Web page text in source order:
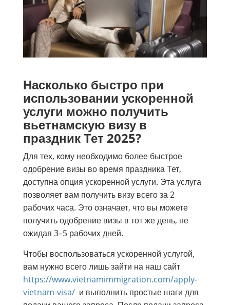
Насколько быстро при
использовании ускоренной
услуги можно получить
вьетнамскую визу в
праздник Тет 2025?
Для тех, кому необходимо более быстрое
одобрение визы во время праздника Тет,
доступна опция ускоренной услуги. Эта услуга
позволяет вам получить визу всего за 2
рабочих часа. Это означает, что вы можете
получить одобрение визы в тот же день, не
ожидая 3–5 рабочих дней.
Чтобы воспользоваться ускоренной услугой,
вам нужно всего лишь зайти на наш сайт
https://www.vietnamimmigration.com/apply-
vietnam-visa/ и выполнить простые шаги для